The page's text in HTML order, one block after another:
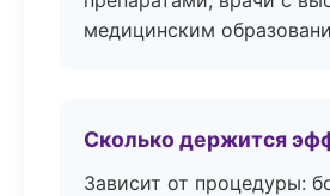
медицинским
Сколько держится
Зависит от процедуры: